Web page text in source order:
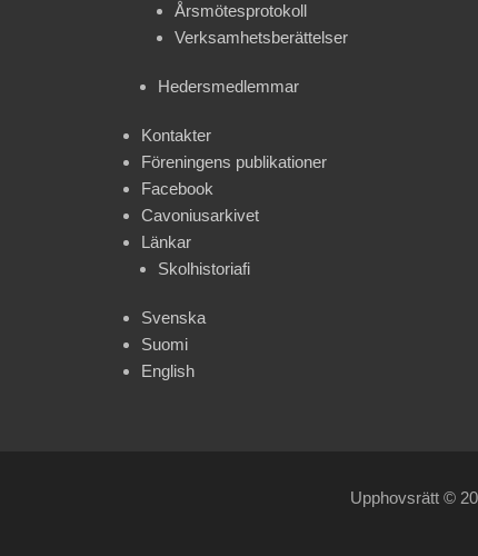
Årsmötesprotokoll
Verksamhetsberättelser
Hedersmedlemmar
Kontakter
Föreningens publikationer
Facebook
Cavoniusarkivet
Länkar
Skolhistoriafi
Svenska
Suomi
English
Upphovsrätt ©